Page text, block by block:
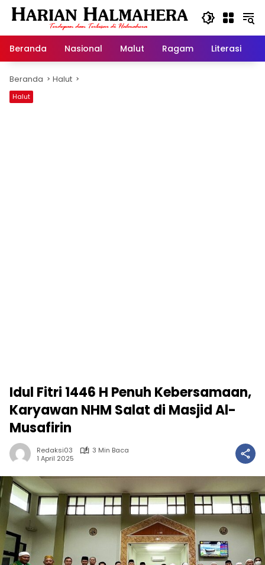
Langsung
Beranda
Nasional Malut Ragam Literasi
Beranda Halut
Halut
Idul Fitri 1446 H Penuh Kebersamaan,
Karyawan NHM Salat di Masjid Al-
Musafirin
Redaksi03
3 Min Baca
1 April 2025